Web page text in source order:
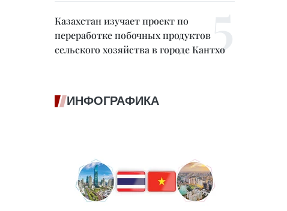
Казахстан изучает проект по
переработке побочных продуктов
сельского хозяйства в городе Кантхо
ИНФОГРАФИКА